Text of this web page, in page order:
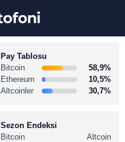
Pay Tablosu
Bitcoin
58,9%
Ethereum
10,5%
Altcoinler
30,7%
Sezon Endeksi
Bitcoin
Altcoin